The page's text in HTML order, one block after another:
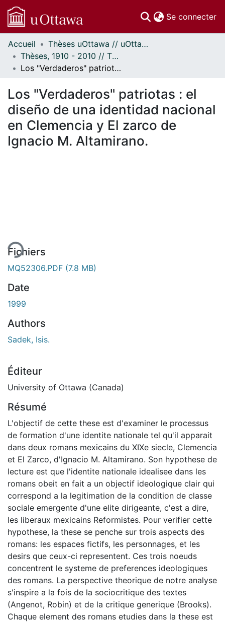
Se connecter
Communautés
et collections
Parcourir
À propos
Accueil
Thèses uOttawa // uOttawa Theses
Thèses, 1910 - 2010 // Theses, 1910 - 2010
Los "Verdaderos" patriotas : el diseño de una identidad nacional en Clemencia y El zarco de Ignacio M. Altamirano.
Los "Verdaderos" patriotas : el
diseño de una identidad nacional
en Clemencia y El zarco de
Ignacio M. Altamirano.
Fichiers
MQ52306.PDF (7.8 MB)
Date
1999
Authors
Sadek, Isis.
Éditeur
University of Ottawa (Canada)
Résumé
L'objectif de cette these est d'examiner le processus
de formation d'une identite nationale tel qu'il apparait
dans deux romans mexicains du XIXe siecle, Clemencia
et El Zarco, d'Ignacio M. Altamirano. Son hypothese de
lecture est que l'identite nationale idealisee dans les
romans obeit en fait a un objectif ideologique clair qui
correspond a la legitimation de la condition de classe
sociale emergente d'une elite dirigeante, c'est a dire,
les liberaux mexicains Reformistes. Pour verifier cette
hypothese, la these se penche sur trois aspects des
romans: les espaces fictifs, les personnages, et les
desirs que ceux-ci representent. Ces trois noeuds
concentrent le systeme de preferences ideologiques
des romans. La perspective theorique de notre analyse
s'inspire a la fois de la sociocritique des textes
(Angenot, Robin) et de la critique generique (Brooks).
Chaque element des romans etudies dans la these est